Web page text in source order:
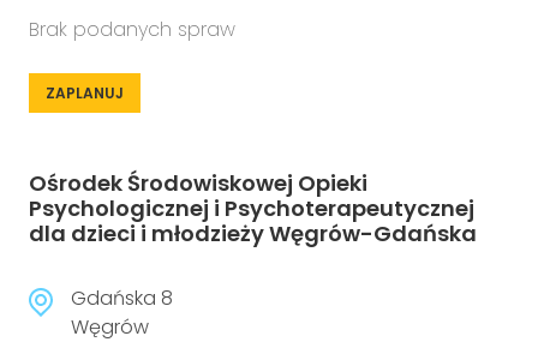
Brak podanych spraw
ZAPLANUJ
Ośrodek Środowiskowej Opieki
Psychologicznej i Psychoterapeutycznej
dla dzieci i młodzieży Węgrów-Gdańska
Gdańska 8
Węgrów